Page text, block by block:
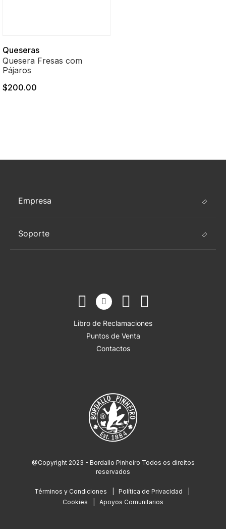
Queseras
Quesera Fresas com
Pájaros
$200.00
Empresa
Soporte
Libro de Reclamaciones
Puntos de Venta
Contactos
@Copyright 2023 - Bordallo Pinheiro Todos os direitos
reservados
Términos y Condiciones
Política de Privacidad
Cookies
Apoyos Comunitarios